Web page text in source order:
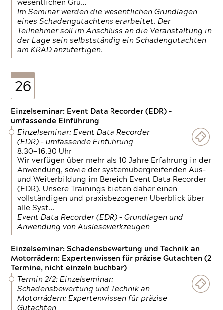
wesentlichen Gru…
Im Seminar werden die wesentlichen Grundlagen
eines Schadengutachtens erarbeitet. Der
Teilnehmer soll im Anschluss an die Veranstaltung in
der Lage sein selbstständig ein Schadengutachten
am KRAD anzufertigen.
26
Einzelseminar: Event Data Recorder (EDR) –
umfassende Einführung
Einzelseminar: Event Data Recorder
(EDR) – umfassende Einführung
8.30—16.30 Uhr
Wir verfügen über mehr als 10 Jahre Erfahrung in der
Anwendung, sowie der systemübergreifenden Aus-
und Weiterbildung im Bereich Event Data Recorder
(EDR). Unsere Trainings bieten daher einen
vollständigen und praxisbezogenen Überblick über
alle Syst…
Event Data Recorder (EDR) – Grundlagen und
Anwendung von Auslesewerkzeugen
Einzelseminar: Schadensbewertung und Technik an
Motorrädern: Expertenwissen für präzise Gutachten (2
Termine, nicht einzeln buchbar)
Termin 2/2: Einzelseminar:
Schadensbewertung und Technik an
Motorrädern: Expertenwissen für präzise
Gutachten